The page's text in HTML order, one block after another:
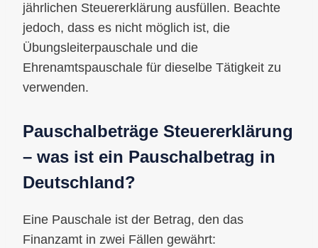
jährlichen Steuererklärung ausfüllen. Beachte
jedoch, dass es nicht möglich ist, die
Übungsleiterpauschale und die
Ehrenamtspauschale für dieselbe Tätigkeit zu
verwenden.
Pauschalbeträge Steuererklärung
– was ist ein Pauschalbetrag in
Deutschland?
Eine Pauschale ist der Betrag, den das
Finanzamt in zwei Fällen gewährt: